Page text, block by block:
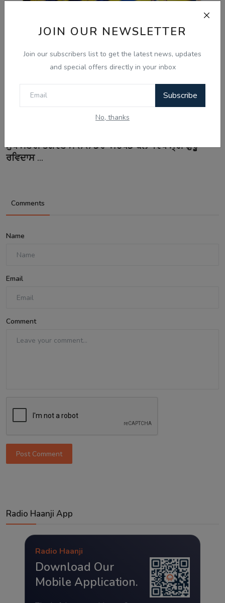
JOIN OUR NEWSLETTER
Join our subscribers list to get the latest news, updates
and special offers directly in your inbox
Subscribe
No, thanks
ਮੁੱਖ ਮੰਤਰੀ ਭਗਵੰਤ ਮਾਨ ਨੇ ਡੇਰਾ ਸੱਚਖੰਡ ਬੱਲਾਂ ਵਿਖੇ ਸ੍ਰੀ ਗੁਰੂ
ਰਵਿਦਾਸ ...
Comments
Name
Email
Comment
Post Comment
Radio Haanji App
Radio Haanji
Download Our
Mobile Application.